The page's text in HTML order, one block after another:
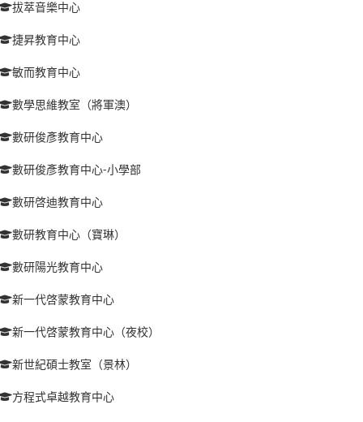
拔萃音樂中心
捷昇教育中心
敏而教育中心
數學思維教室（將軍澳）
數研俊彥教育中心
數研俊彥教育中心-小學部
數研啓迪教育中心
數研教育中心（寶琳）
數研陽光教育中心
新一代啓蒙教育中心
新一代啓蒙教育中心（夜校）
新世紀碩士教室（景林）
方程式卓越教育中心